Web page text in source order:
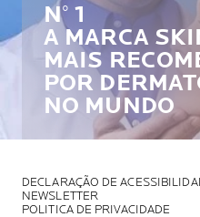
N° 1
A MARCA
MAIS
POR
NO MUNDO
DECLARAÇÃO DE
NEWSLETTER
POLITICA DE PRIVACIDADE